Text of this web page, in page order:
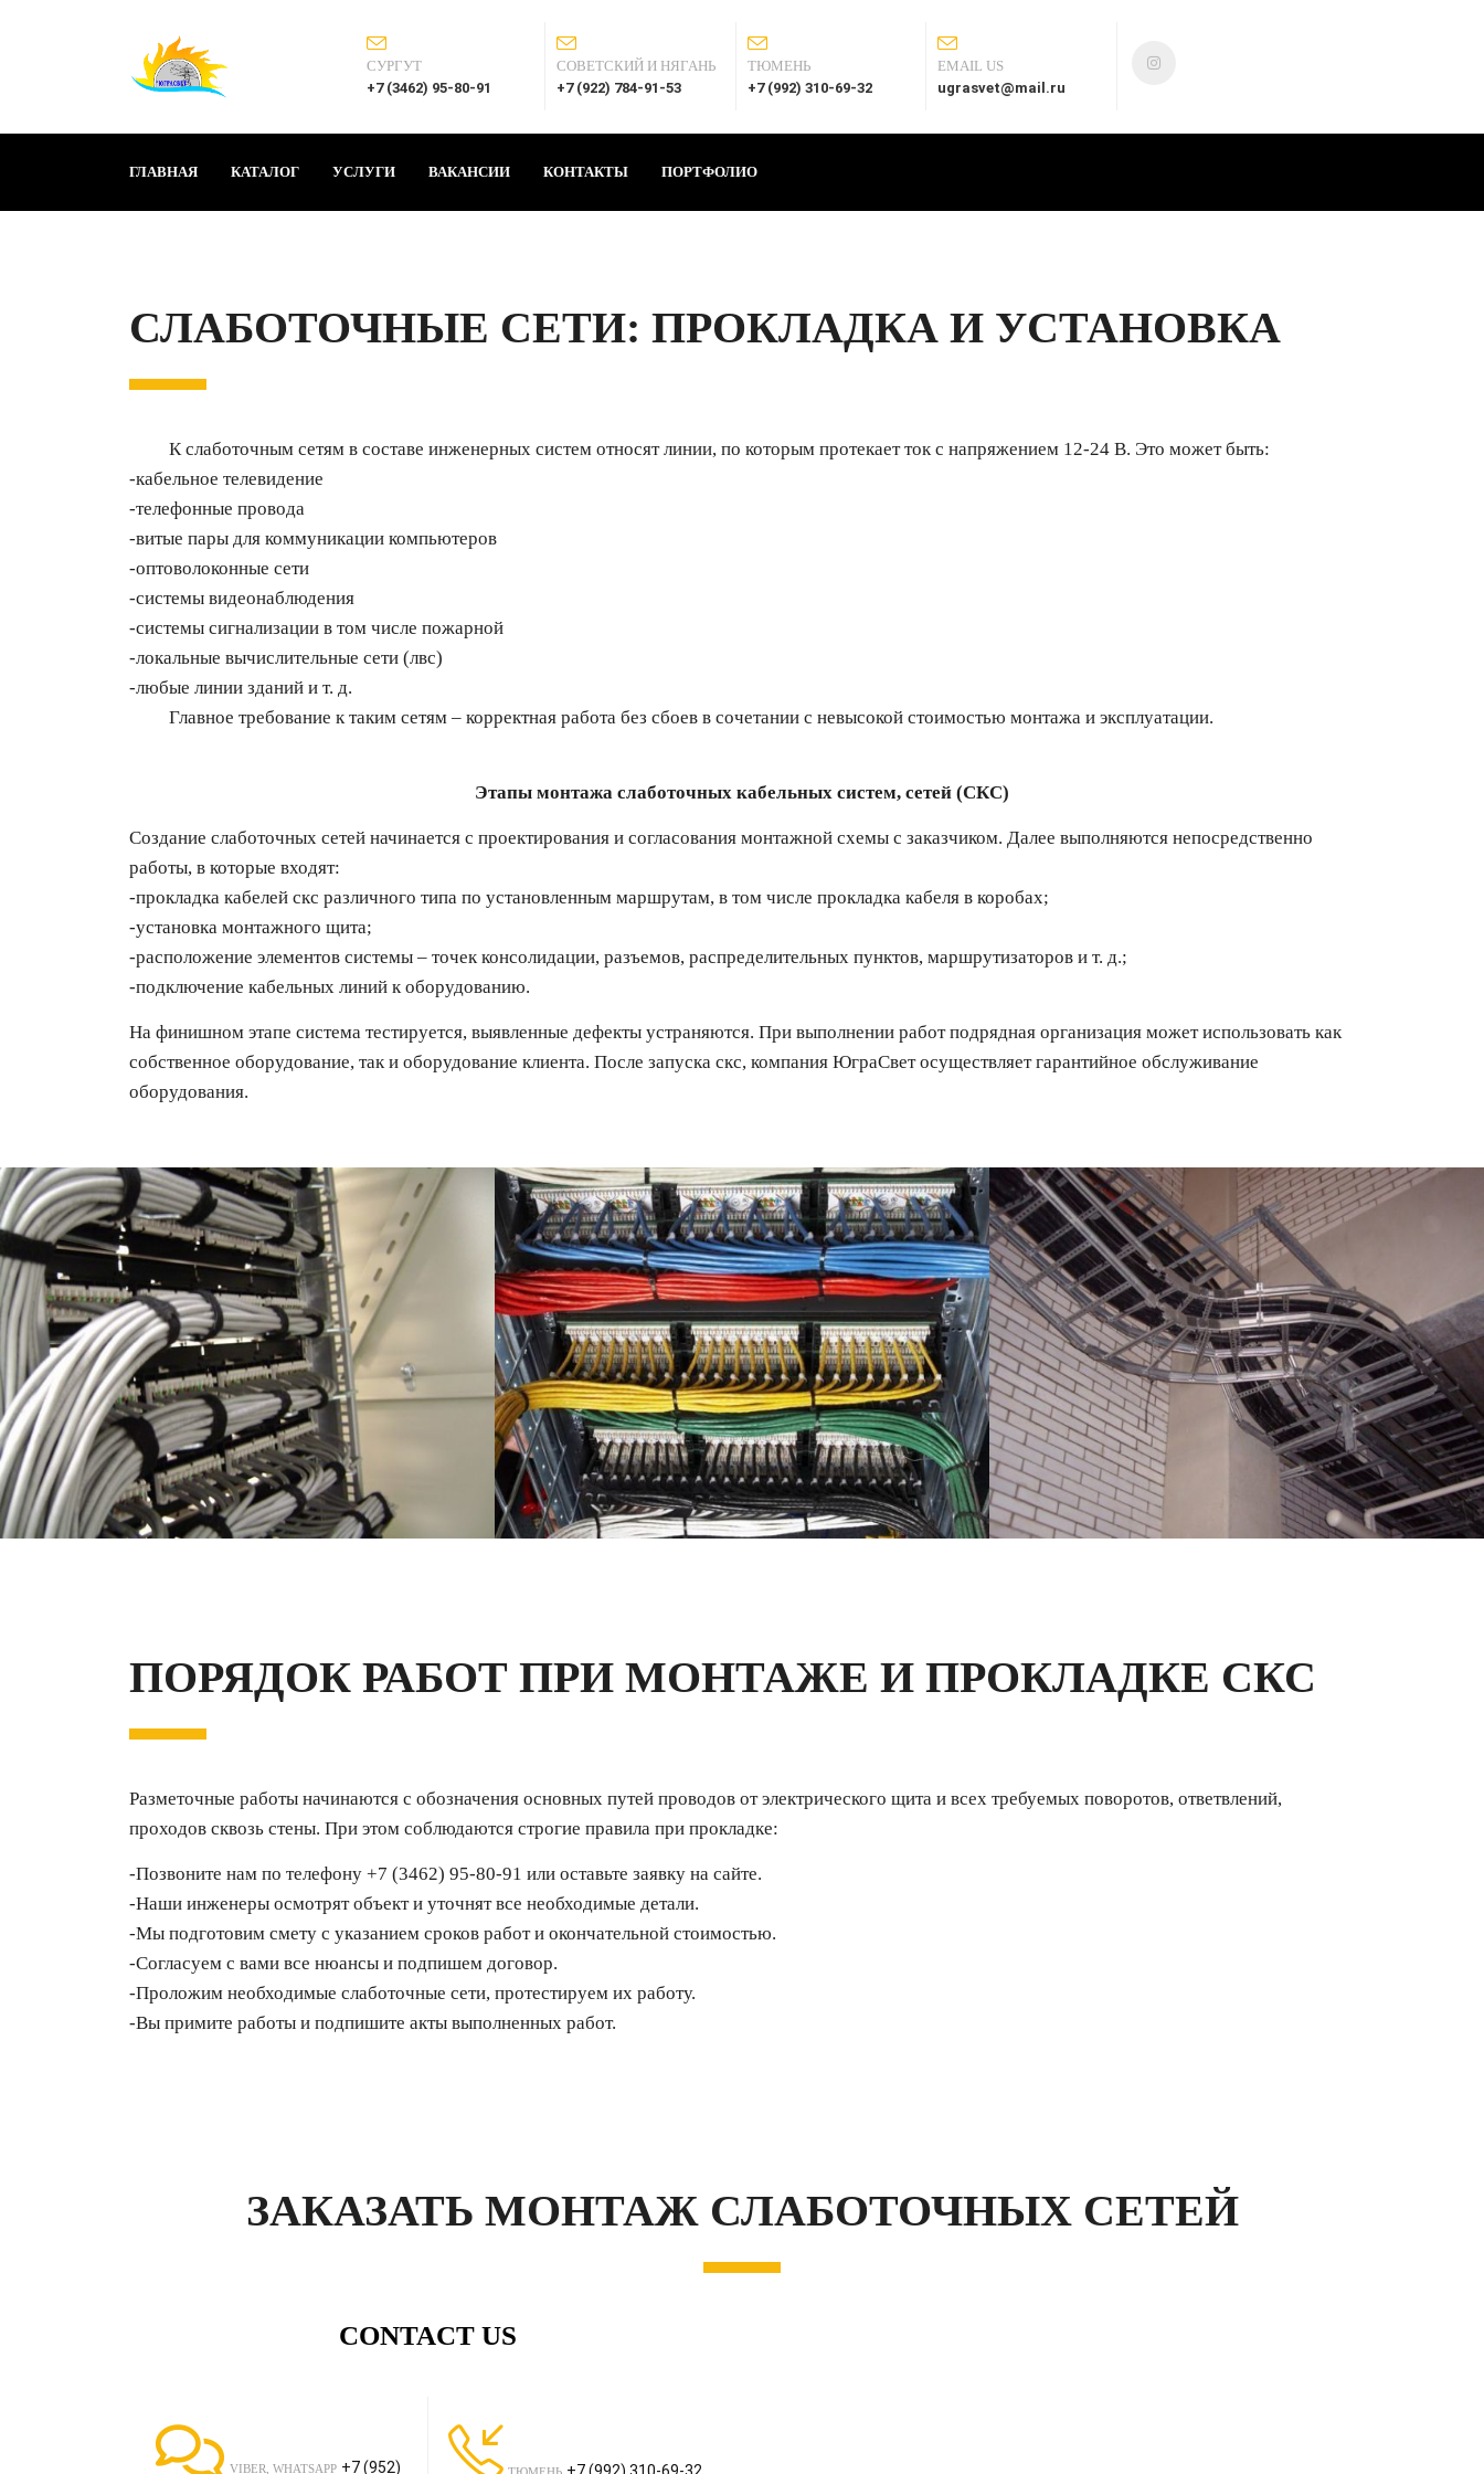
СУРГУТ
+7 (3462) 95-80-91
СОВЕТСКИЙ И НЯГАНЬ
+7 (922) 784-91-53
ТЮМЕНЬ
+7 (992) 310-69-32
EMAIL US
ugrasvet@mail.ru
ГЛАВНАЯ КАТАЛОГ УСЛУГИ ВАКАНСИИ КОНТАКТЫ ПОРТФОЛИО
СЛАБОТОЧНЫЕ СЕТИ: ПРОКЛАДКА И УСТАНОВКА
К слаботочным сетям в составе инженерных систем относят линии, по которым протекает ток с напряжением 12-24 В. Это может быть:
-кабельное телевидение
-телефонные провода
-витые пары для коммуникации компьютеров
-оптоволоконные сети
-системы видеонаблюдения
-системы сигнализации в том числе пожарной
-локальные вычислительные сети (лвс)
-любые линии зданий и т. д.
Главное требование к таким сетям – корректная работа без сбоев в сочетании с невысокой стоимостью монтажа и эксплуатации.
Этапы монтажа слаботочных кабельных систем, сетей (СКС)
Создание слаботочных сетей начинается с проектирования и согласования монтажной схемы с заказчиком. Далее выполняются непосредственно
работы, в которые входят:
-прокладка кабелей скс различного типа по установленным маршрутам, в том числе прокладка кабеля в коробах;
-установка монтажного щита;
-расположение элементов системы – точек консолидации, разъемов, распределительных пунктов, маршрутизаторов и т. д.;
-подключение кабельных линий к оборудованию.
На финишном этапе система тестируется, выявленные дефекты устраняются. При выполнении работ подрядная организация может использовать как
собственное оборудование, так и оборудование клиента. После запуска скс, компания ЮграСвет осуществляет гарантийное обслуживание
оборудования.
ПОРЯДОК РАБОТ ПРИ МОНТАЖЕ И ПРОКЛАДКЕ СКС
Разметочные работы начинаются с обозначения основных путей проводов от электрического щита и всех требуемых поворотов, ответвлений,
проходов сквозь стены. При этом соблюдаются строгие правила при прокладке:
-Позвоните нам по телефону +7 (3462) 95-80-91 или оставьте заявку на сайте.
-Наши инженеры осмотрят объект и уточнят все необходимые детали.
-Мы подготовим смету с указанием сроков работ и окончательной стоимостью.
-Согласуем с вами все нюансы и подпишем договор.
-Проложим необходимые слаботочные сети, протестируем их работу.
-Вы примите работы и подпишите акты выполненных работ.
ЗАКАЗАТЬ МОНТАЖ СЛАБОТОЧНЫХ СЕТЕЙ
CONTACT US
VIBER, WHATSAPP +7 (952)